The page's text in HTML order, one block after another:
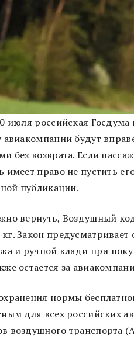
июля российская
авиакомпании будут
без возврата. Если
имеет право не пустить
публикации.
вернуть, Воздушный
Закон
и ручной клади при
остается за
нормы
для всех российских
воздушного транспорта